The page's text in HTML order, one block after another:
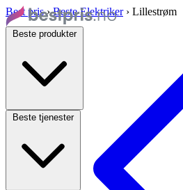
Beste produkter
Beste tjenester
Best pris › Beste Elektriker › Lillestrøm